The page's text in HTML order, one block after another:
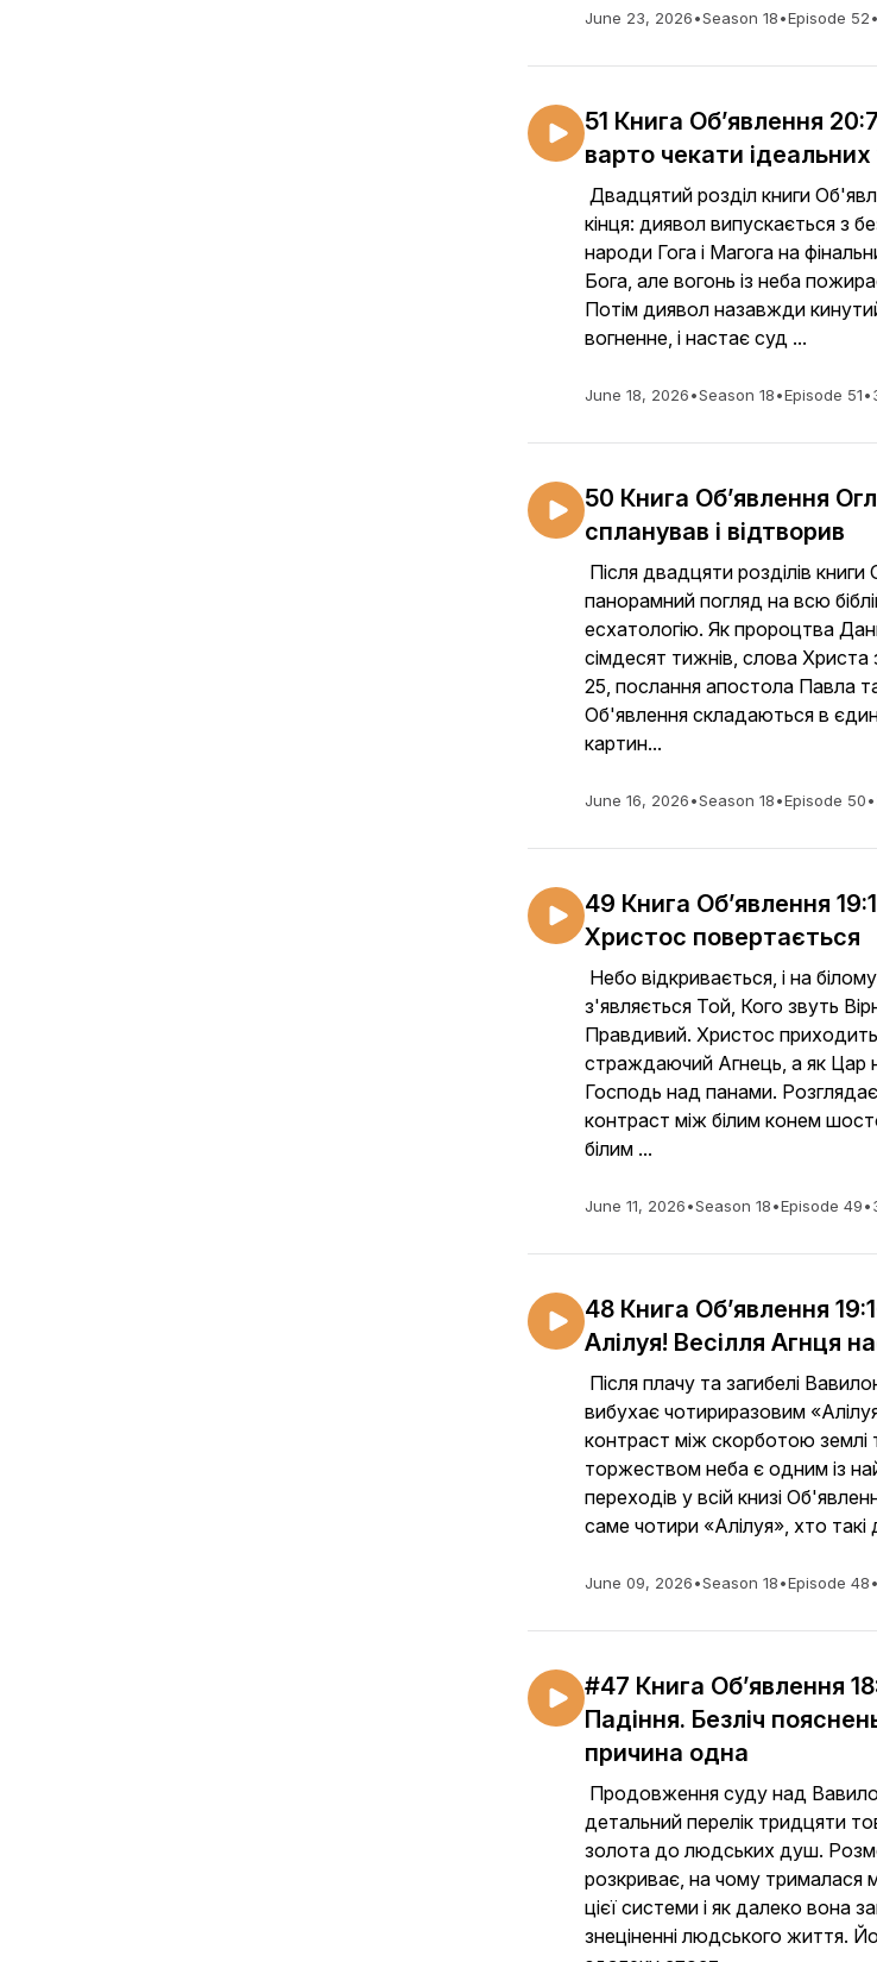
June 23, 2026•Season 18•Episode 52•
51 Книга Об’явлення
варто чекати
Двадцятий розділ книги
кінця: диявол випускається з
народи Гога і Магога на
Бога, але вогонь із неба
Потім диявол назавжди
вогненне, і настає суд ...
June 18, 2026•Season 18•Episode 51•
50 Книга Об’явлення
спланував і відтворив
Після двадцяти розділів
панорамний погляд на всю
есхатологію. Як пророцтва
сімдесят тижнів, слова Христа
25, послання апостола Павла
Об'явлення складаються в
картин...
June 16, 2026•Season 18•Episode 50•
49 Книга Об’явлення
Христос повертається
Небо відкривається, і на
з'являється Той, Кого звуть
Правдивий. Христос
страждаючий Агнець, а як Цар
Господь над панами.
контраст між білим конем
білим ...
June 11, 2026•Season 18•Episode 49•
48 Книга Об’явлення
Алілуя! Весілля Агнця
Після плачу та загибелі
вибухає чотириразовим
контраст між скорботою землі
торжеством неба є одним із
переходів у всій книзі
саме чотири «Алілуя», хто такі
June 09, 2026•Season 18•Episode 48•
#47 Книга Об’явлення
Падіння. Безліч
причина одна
Продовження суду над
детальний перелік тридцяти
золота до людських душ.
розкриває, на чому трималася
цієї системи і як далеко вона
знеціненні людського життя.